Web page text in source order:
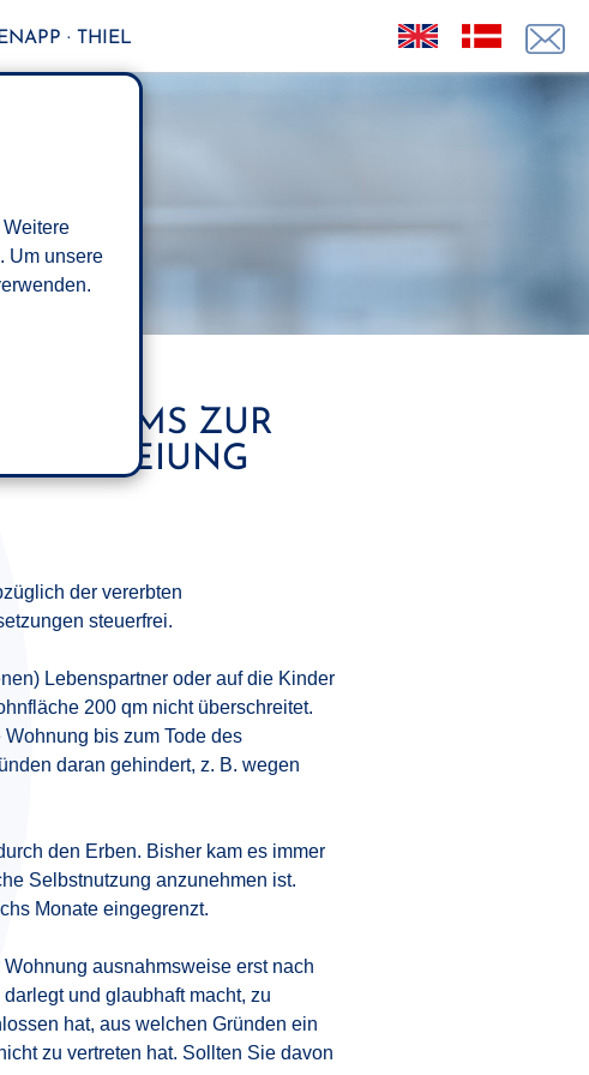
. Um unsere
· THIEL
ZUR
der vererbten
steuerfrei.
Lebenspartner oder auf die Kinder
200 qm nicht überschreitet.
bis zum Tode des
daran gehindert, z. B. wegen
den Erben. Bisher kam es immer
Selbstnutzung anzunehmen ist.
Monate eingegrenzt.
ausnahmsweise erst nach
und glaubhaft macht, zu
hat, aus welchen Gründen ein
zu vertreten hat. Sollten Sie davon